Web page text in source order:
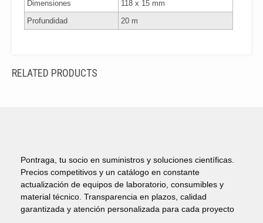
Dimensiones
118 x 15 mm
Profundidad
20 m
RELATED PRODUCTS
Pontraga, tu socio en suministros y soluciones científicas.
Precios competitivos y un catálogo en constante
actualización de equipos de laboratorio, consumibles y
material técnico. Transparencia en plazos, calidad
garantizada y atención personalizada para cada proyecto